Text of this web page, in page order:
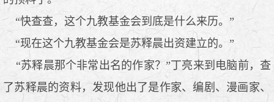
“快查查，这个九教基金会到底是什么来历。”
“现在这个九教基金会是苏释晨出资建立的。”
“苏释晨那个非常出名的作家？”丁亮来到电脑前，查
了苏释晨的资料，发现他出了是作家、编剧、漫画家、